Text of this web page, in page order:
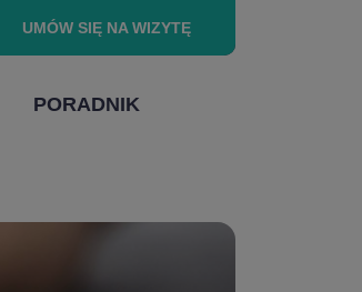
UMÓW SIĘ NA WIZYTĘ
PORADNIK